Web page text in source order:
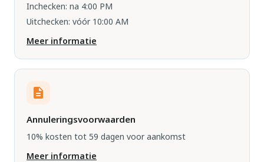
Inchecken: na 4:00 PM
Uitchecken: vóór 10:00 AM
Meer informatie
Annuleringsvoorwaarden
10% kosten tot 59 dagen voor aankomst
Meer informatie